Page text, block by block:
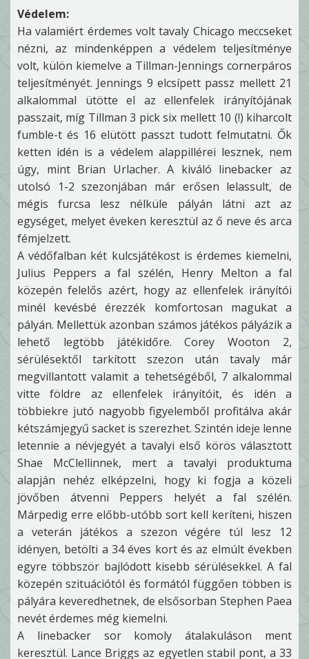
Védelem:
Ha valamiért érdemes volt tavaly Chicago meccseket
nézni, az mindenképpen a védelem teljesítménye
volt, külön kiemelve a Tillman-Jennings cornerpáros
teljesítményét. Jennings 9 elcsípett passz mellett 21
alkalommal ütötte el az ellenfelek irányítójának
passzait, míg Tillman 3 pick six mellett 10 (!) kiharcolt
fumble-t és 16 elütött passzt tudott felmutatni. Ők
ketten idén is a védelem alappillérei lesznek, nem
úgy, mint Brian Urlacher. A kiváló linebacker az
utolsó 1-2 szezonjában már erősen lelassult, de
mégis furcsa lesz nélküle pályán látni azt az
egységet, melyet éveken keresztül az ő neve és arca
fémjelzett.
A védőfalban két kulcsjátékost is érdemes kiemelni,
Julius Peppers a fal szélén, Henry Melton a fal
közepén felelős azért, hogy az ellenfelek irányítói
minél kevésbé érezzék komfortosan magukat a
pályán. Mellettük azonban számos játékos pályázik a
lehető legtöbb játékidőre. Corey Wooton 2,
sérülésektől tarkított szezon után tavaly már
megvillantott valamit a tehetségéből, 7 alkalommal
vitte földre az ellenfelek irányítóit, és idén a
többiekre jutó nagyobb figyelemből profitálva akár
kétszámjegyű sacket is szerezhet. Szintén ideje lenne
letennie a névjegyét a tavalyi első körös választott
Shae McClellinnek, mert a tavalyi produktuma
alapján nehéz elképzelni, hogy ki fogja a közeli
jövőben átvenni Peppers helyét a fal szélén.
Márpedig erre előbb-utóbb sort kell keríteni, hiszen
a veterán játékos a szezon végére túl lesz 12
idényen, betölti a 34 éves kort és az elmúlt években
egyre többször bajlódott kisebb sérülésekkel. A fal
közepén szituációtól és formától függően többen is
pályára keveredhetnek, de elsősorban Stephen Paea
nevét érdemes még kiemelni.
A linebacker sor komoly átalakuláson ment
keresztül. Lance Briggs az egyetlen stabil pont, a 33